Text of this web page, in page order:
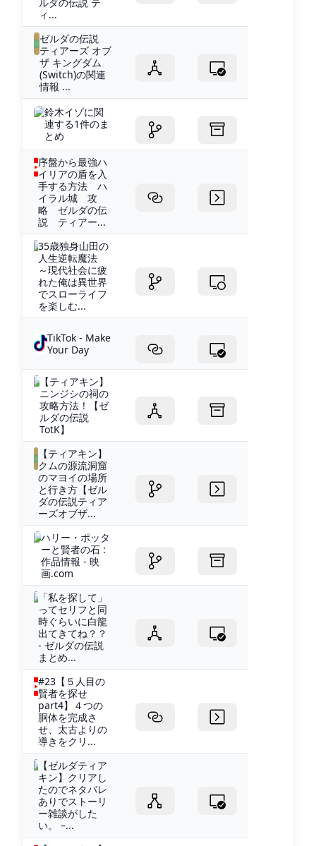
ィ...
ゼルダの伝説
ティアーズ オブ
ザ キングダム
(Switch)の関連
情報 ...
鈴木イゾに関
連する1件のま
とめ
序盤から最強ハ
イリアの盾を入
手する方法 ハ
イラル城 攻
略 ゼルダの伝
説 ティアー...
35歳独身山田の
人生逆転魔法
～現代社会に疲
れた俺は異世界
でスローライフ
を楽しむ...
TikTok - Make
Your Day
【ティアキン】
ニンジシの祠の
攻略方法！【ゼ
ルダの伝説
TotK】
【ティアキン】
クムの源流洞窟
のマヨイの場所
と行き方【ゼル
ダの伝説ティア
ーズオブザ...
ハリー・ポッタ
ーと賢者の石 :
作品情報 - 映
画.com
「私を探して」
ってセリフと同
時ぐらいに白龍
出てきてね？？
- ゼルダの伝説
まとめ...
#23【５人目の
賢者を探せ
part4】４つの
胴体を完成さ
せ、太古よりの
導きをクリ...
【ゼルダティア
キン】クリアし
たのでネタバレ
ありでストーリ
ー雑談がした
い。 –...